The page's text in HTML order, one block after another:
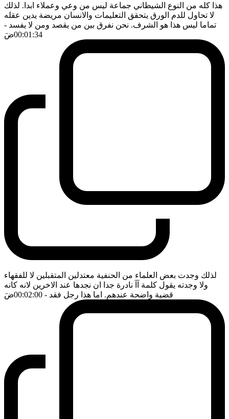
هذا كله من النوع الشيطاني جماعة ليس من وعي وعملاء ابدا. لذلك
لا تحاول للدم الورق يتحقق التعليمات والانسان مريضة يدين عقله
تماما ليس هذا هو الشرف. نحن نفرق بين من يقصد ومن لا يفسد -
00:01:34ضَ
لذلك وجدت بعض العلماء من الحنفية معتدلين المتقبلين لا للفقهاء
ولا وجدته يقول كلمة آآ نادرة جدا ان نجدها عند الاخرين لانه كانه
قضية واضحة عندهم. اما هذا رجل فقد - 00:02:00 ضَ